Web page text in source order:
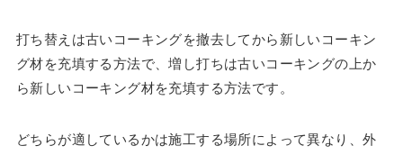
打ち替えは古いコーキングを撤去してから新しいコーキン
グ材を充填する方法で、増し打ちは古いコーキングの上か
ら新しいコーキング材を充填する方法です。
どちらが適しているかは施工する場所によって異なり、外